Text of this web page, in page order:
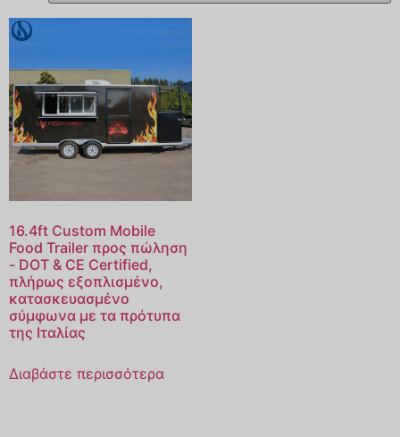
16.4ft Custom Mobile
Food Trailer προς πώληση
- DOT & CE Certified,
πλήρως εξοπλισμένο,
κατασκευασμένο
σύμφωνα με τα πρότυπα
της Ιταλίας
Διαβάστε περισσότερα